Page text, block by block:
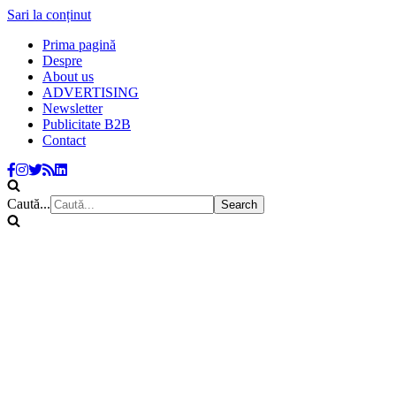
Sari la conținut
Prima pagină
Despre
About us
ADVERTISING
Newsletter
Publicitate B2B
Contact
Caută...